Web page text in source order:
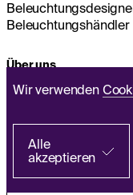
Bei einem Partner
Wir verwenden
Alle
akzeptieren
Beleuchtungshändler
Über uns
Hauptsitz